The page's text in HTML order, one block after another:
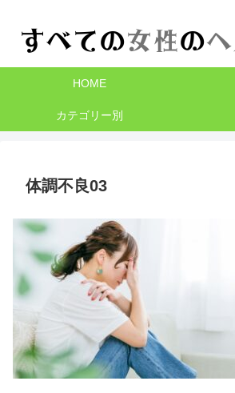
HOME
カテゴリー別
体調不良03